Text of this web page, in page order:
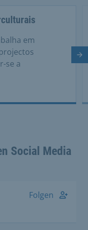
em
se a
Social Media
Folgen